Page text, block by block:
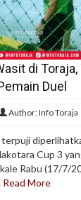
di Toraja,
Duel
Author: Info Toraja
Cup 3
Rabu (17/7/
Read More